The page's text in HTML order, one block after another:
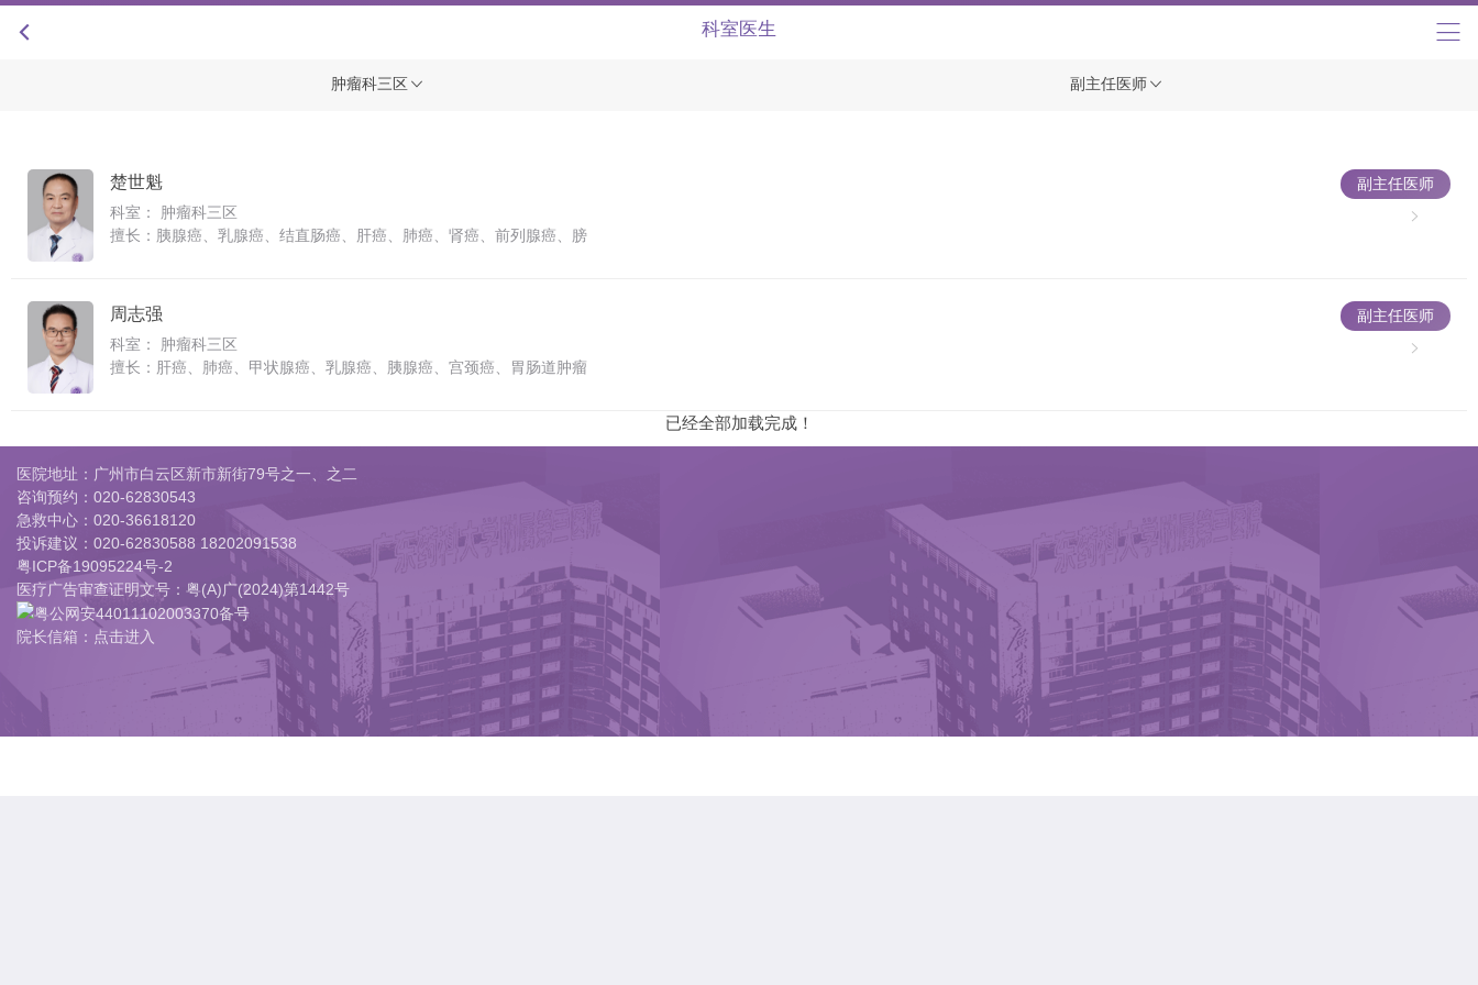
科室医生
肿瘤科三区 副主任医师
楚世魁
副主任医师
科室： 肿瘤科三区
擅长：胰腺癌、乳腺癌、结直肠癌、肝癌、肺癌、肾癌、前列腺癌、膀
周志强
副主任医师
科室： 肿瘤科三区
擅长：肝癌、肺癌、甲状腺癌、乳腺癌、胰腺癌、宫颈癌、胃肠道肿瘤
已经全部加载完成！
医院地址：广州市白云区新市新街79号之一、之二
咨询预约： 020-62830543
急救中心： 020-36618120
投诉建议： 020-62830588 18202091538
粤ICP备19095224号-2
医疗广告审查证明文号：粤(A)广(2024)第1442号
粤公网安44011102003370备号
院长信箱：点击进入